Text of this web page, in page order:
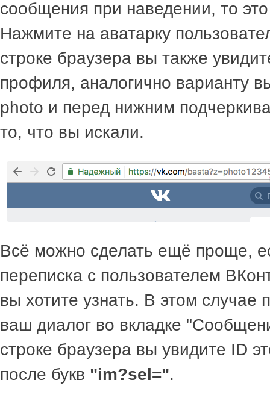
сообщения при наведении, то
Нажмите на аватарку
строке браузера вы также
профиля, аналогично варианту
photo и перед нижним
то, что вы искали.
Всё можно сделать ещё проще,
переписка с пользователем
вы хотите узнать. В этом случае
ваш диалог во вкладке
строке браузера вы увидите ID
после букв "im?sel=".